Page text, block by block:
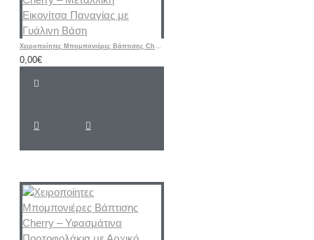
Χειροποίητες Μπομπονιέρες Βάπτισης Cherry – Μεταλλική Εικονίτσα Παναγίας με Γυάλινη Βάση
0,00€